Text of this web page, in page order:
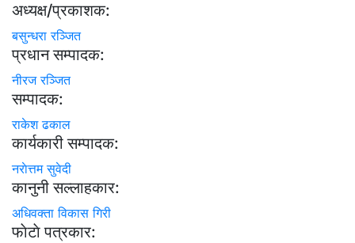
अध्यक्ष/प्रकाशक:
बसुन्धरा रञ्जित
प्रधान सम्पादक:
नीरज रञ्जित
सम्पादक:
राकेश ढकाल
कार्यकारी सम्पादक:
नराेत्तम सुवेदी
कानुनी सल्लाहकार:
अधिवक्ता विकास गिरी
फाेटाे पत्रकार: